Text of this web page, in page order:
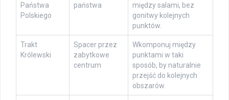
Państwa
Polskiego
państwa
między salami, bez
gonitwy kolejnych
punktów.
Trakt
Królewski
Spacer przez
zabytkowe
centrum
Wkomponuj między
punktami w taki
sposób, by naturalnie
przejść do kolejnych
obszarów.